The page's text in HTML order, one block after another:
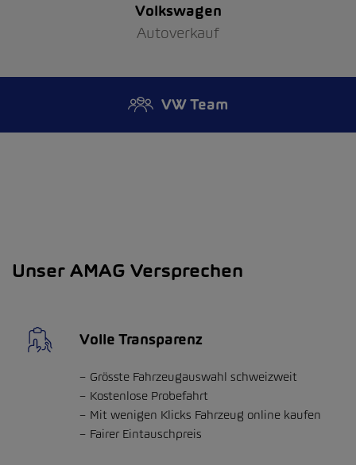
Volkswagen
Autoverkauf
VW Team
Unser AMAG Versprechen
Volle Transparenz
Grösste Fahrzeugauswahl schweizweit
Kostenlose Probefahrt
Mit wenigen Klicks Fahrzeug online kaufen
Fairer Eintauschpreis